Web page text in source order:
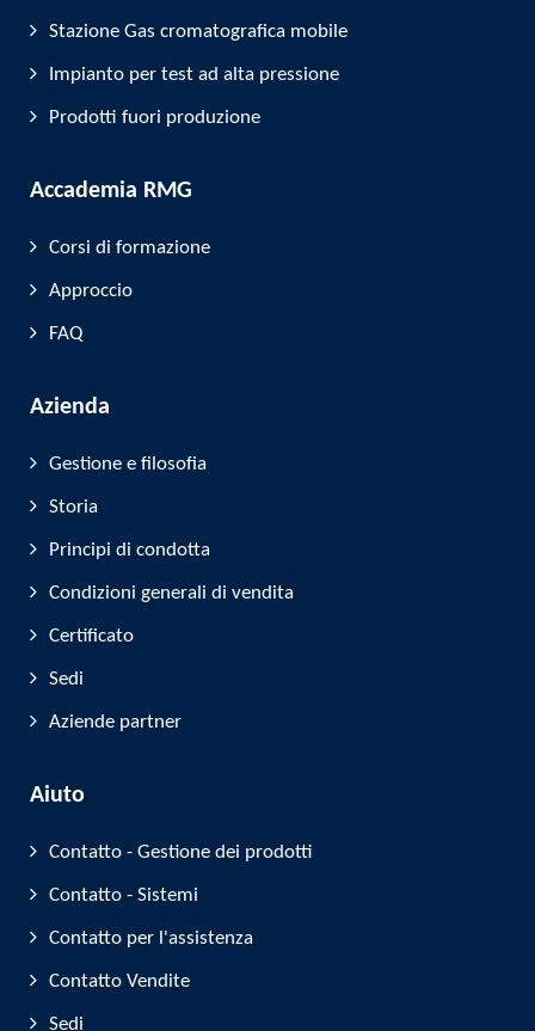
Stazione Gas cromatografica mobile
Impianto per test ad alta pressione
Prodotti fuori produzione
Accademia RMG
Corsi di formazione
Approccio
FAQ
Azienda
Gestione e filosofia
Storia
Principi di condotta
Condizioni generali di vendita
Certificato
Sedi
Aziende partner
Aiuto
Contatto - Gestione dei prodotti
Contatto - Sistemi
Contatto per l'assistenza
Contatto Vendite
Sedi